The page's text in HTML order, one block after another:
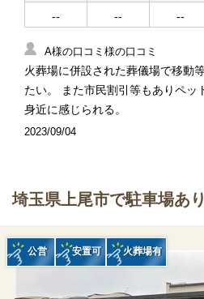
-- -- --
A様の口コミ様の口コミ
火葬場に併設された葬儀場で移動
たい。 また市民割引等もありペッ
身近に感じられる。
2023/09/04
埼玉県上尾市で駐車場あ
公営 安置可 火葬場有